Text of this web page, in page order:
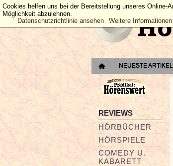
NEUESTE ARTIKEL
REVIEWS
HÖRBÜCHER
HÖRSPIELE
COMEDY U.
KABARETT
Cookies helfen uns bei der Bereitstellung unseres
Möglichkeit abzulehnen.
Datenschutzrichtlinie ansehen
Weitere